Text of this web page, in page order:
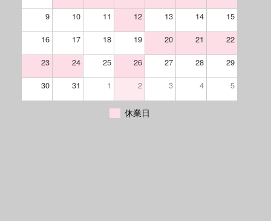
9
10 11 12 13 14
15
16
17 18 19 20 21
22
23
24 25 26 27 28
29
30
31 1 2 3 4 5
休業日